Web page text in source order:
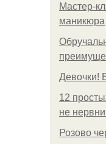
Мастер-
маникюра
Девочки!
12
не
Розово